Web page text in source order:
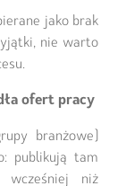
jako brak
nie warto
ofert pracy
branżowe)
publikują tam
niż